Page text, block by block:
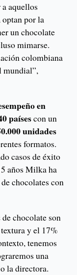
aquellos
optan por la
un chocolate
mimarse.
colombiana
mundial”,
en
paísescon un
unidades
formatos.
casos de éxito
años Milka ha
chocolates con
chocolate son
y el 17%
tenemos
una
la directora.